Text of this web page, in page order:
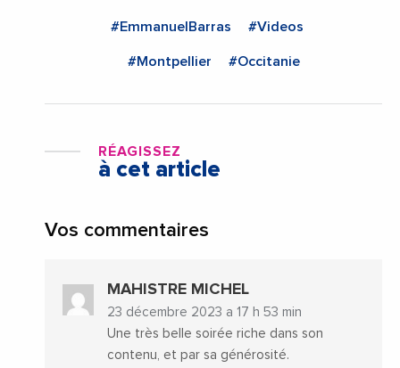
#EmmanuelBarras #Videos
#Montpellier #Occitanie
RÉAGISSEZ
à cet article
Vos commentaires
MAHISTRE MICHEL
23 décembre 2023 a 17 h 53 min
Une très belle soirée riche dans son
contenu, et par sa générosité.